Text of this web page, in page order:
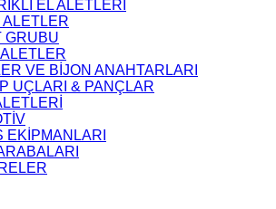
EL ALETLERİ
ALETLER
GRUBU
VE BİJON ANAHTARLARI
UÇLARI & PANÇLAR
EKİPMANLARI